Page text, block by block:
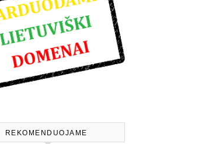
REKOMENDUOJAME